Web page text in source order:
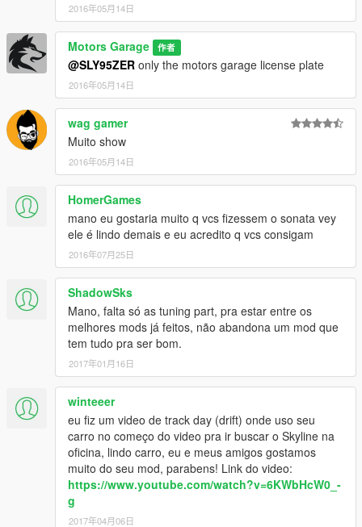
2016年05月14日
Motors Garage 作者
@SLY95ZER only the motors garage license plate
2016年05月14日
wag gamer
Muito show
2016年05月14日
HomerGames
mano eu gostaria muito q vcs fizessem o sonata vey
ele é lindo demais e eu acredito q vcs consigam
2016年07月25日
ShadowSks
Mano, falta só as tuning part, pra estar entre os
melhores mods já feitos, não abandona um mod que
tem tudo pra ser bom.
2017年01月16日
winteeer
eu fiz um video de track day (drift) onde uso seu
carro no começo do video pra ir buscar o Skyline na
oficina, lindo carro, eu e meus amigos gostamos
muito do seu mod, parabens! Link do video:
https://www.youtube.com/watch?v=6KWbHcW0_-
g
2017年04月06日